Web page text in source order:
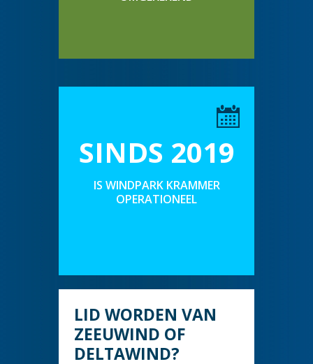
SINDS 2019
IS WINDPARK KRAMMER
OPERATIONEEL
LID WORDEN VAN
ZEEUWIND OF
DELTAWIND?